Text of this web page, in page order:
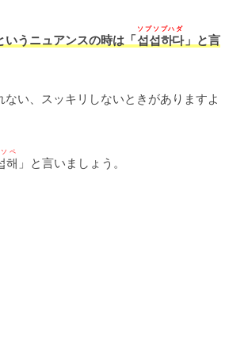
いうニュアンスの時は「섭섭하다
ソプソプハダ
」と言
ない、スッキリしないときがありますよ
해
ペ
」と言いましょう。